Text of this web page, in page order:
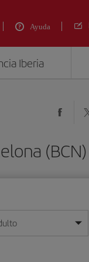
Ayuda
Iberia
(BCN)
mes/año